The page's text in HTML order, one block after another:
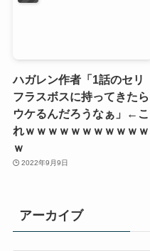
ハガレン作者「1話のセリ
フラスボスに持ってきたら
ウケるんだろうなぁ」←こ
れｗｗｗｗｗｗｗｗｗｗｗ
ｗ
2022年9月9日
アーカイブ